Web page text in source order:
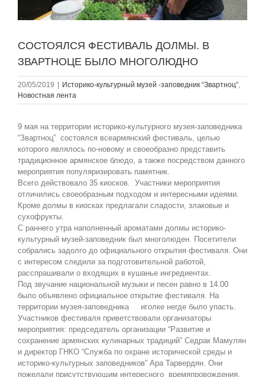
СОСТОЯЛСЯ ФЕСТИВАЛЬ ДОЛМЫ. В
ЗВАРТНОЦЕ БЫЛО МНОГОЛЮДНО
20/05/2019 Историко-культурный музей -заповедник “Звартноц”,
Новостная лента
9 мая на территории историко-культурного музея-заповедника
“Звартноц” состоялся всеармянский фестиваль, целью
которого являлось по-новому и своеобразно представить
традиционное армянское блюдо, а также посредством данного
мероприятия популяризировать памятник.
Всего действовало 35 киосков. Участники мероприятия
отличились своеобразным подходом и интересными идеями.
Кроме долмы в киосках предлагали сладости, злаковые и
сухофрукты.
С раннего утра наполненный ароматами долмы историко-
культурный музей-заповедник был многолюден. Посетители
собрались задолго до официального открытия фестиваля. Они
с интересом следили за подготовительной работой,
расспрашивали о входящих в кушанье ингредиентах.
Под звучание национальной музыки и песен равно в 14.00
было объявлено официальное открытие фестиваля. На
территории музея-заповедника иголке негде было упасть.
Участников фестиваля приветствовали организаторы
мероприятия: председатель организации “Развитие и
сохранение армянских кулинарных традиций” Седрак Мамулян
и директор ГНКО “Служба по охране исторической среды и
историко-культурных заповедников” Ара Тарвердян. Они
пожелали присутствующим интересного времяпровождения,